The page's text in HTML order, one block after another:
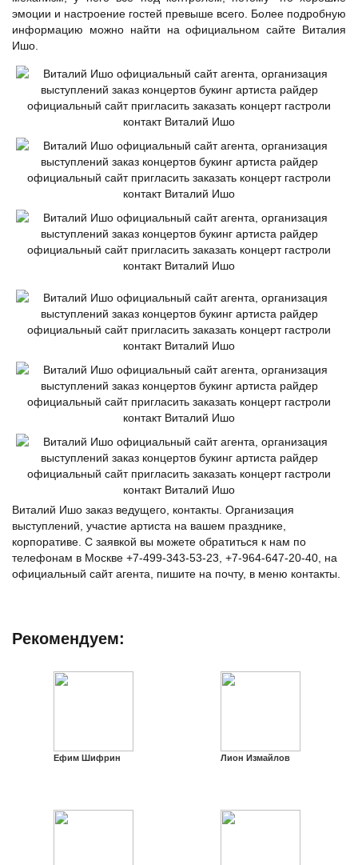
эмоции и настроение гостей превыше всего. Более подробную
информацию можно найти на официальном сайте Виталия
Ишо.
Виталий Ишо заказ ведущего, контакты. Организация
выступлений, участие артиста на вашем празднике,
корпоративе. С заявкой вы можете обратиться к нам по
телефонам в Москве +7-499-343-53-23, +7-964-647-20-40, на
официальный сайт агента, пишите на почту, в меню контакты.
Рекомендуем:
Ефим Шифрин Лион Измайлов